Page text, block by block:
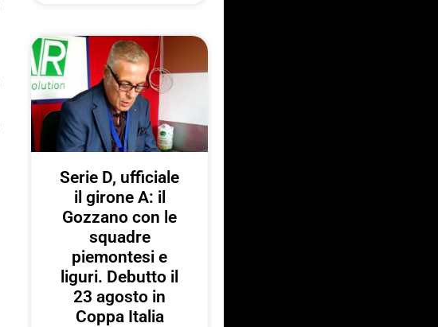
Serie D, ufficiale
il girone A: il
Gozzano con le
squadre
piemontesi e
liguri. Debutto il
23 agosto in
Coppa Italia